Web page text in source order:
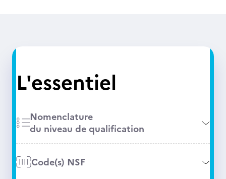
L'essentiel
Nomenclature
du niveau de qualification
Code(s) NSF